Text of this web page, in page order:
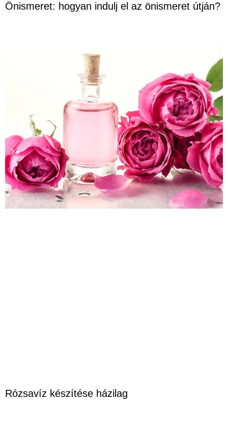
Önismeret: hogyan indulj el az önismeret útján?
Rózsavíz készítése házilag